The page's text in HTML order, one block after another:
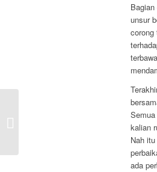
unsur
corong
kalian
Nah
ada
3 Trik Jitu Tentukan Jasa Tukan